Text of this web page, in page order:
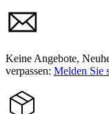
Keine Angebote,
verpassen: Melden Sie